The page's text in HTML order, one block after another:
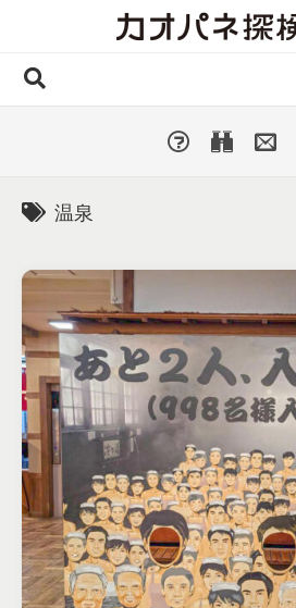
国外・海外
人気カオパネ
投稿する
温泉